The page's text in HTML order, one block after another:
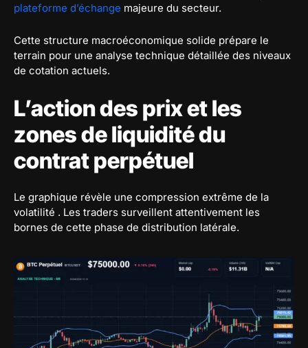
plateforme d’échange majeure du secteur.
Cette structure macroéconomique solide prépare le
terrain pour une analyse technique détaillée des niveaux
de cotation actuels.
L’action des prix et les
zones de liquidité du
contrat perpétuel
Le graphique révèle une compression extrême de la
volatilité . Les traders surveillent attentivement les
bornes de cette phase de distribution latérale.